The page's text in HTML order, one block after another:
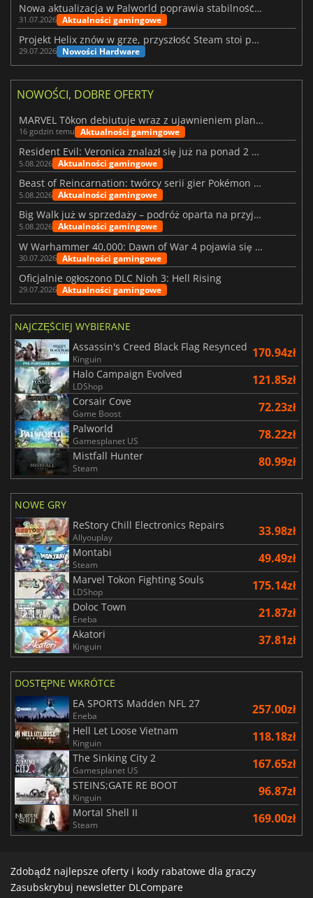
Nowa aktualizacja w Palworld poprawia stabilność Sunreach i walk z bossami
31.07.2026 Aktualności gamingowe
Projekt Helix znów w grze, przyszłość Steam stoi pod znakiem zapytania
29.07.2026 Nowości Hardware
NOWOŚCI, DOBRE OFERTY
MARVEL Tōkon debiutuje wraz z ujawnieniem planu rozwoju na pierwszy rok
16 godzin temu Aktualności gamingowe
Resident Evil: Veronica znalazł się już na ponad 2 milionach list życzeń
5.08.2026 Aktualności gamingowe
Beast of Reincarnation: twórcy serii gier Pokémon wkraczają na nową ścieżkę
5.08.2026 Aktualności gamingowe
Big Walk już w sprzedaży – podróż oparta na przyjaźni
5.08.2026 Aktualności gamingowe
W Warhammer 40,000: Dawn of War 4 pojawia się frakcja Nekronów
30.07.2026 Aktualności gamingowe
Oficjalnie ogłoszono DLC Nioh 3: Hell Rising
29.07.2026 Aktualności gamingowe
NAJCZĘŚCIEJ WYBIERANE
Assassin's Creed Black Flag Resynced
Kinguin 170.94zł
Halo Campaign Evolved
LDShop 121.85zł
Corsair Cove
Game Boost 72.23zł
Palworld
Gamesplanet US 78.22zł
Mistfall Hunter
Steam 80.99zł
NOWE GRY
ReStory Chill Electronics Repairs
Allyouplay 33.98zł
Montabi
Steam 49.49zł
Marvel Tokon Fighting Souls
LDShop 175.14zł
Doloc Town
Eneba 21.87zł
Akatori
Kinguin 37.81zł
DOSTĘPNE WKRÓTCE
EA SPORTS Madden NFL 27
Eneba 257.00zł
Hell Let Loose Vietnam
Kinguin 118.18zł
The Sinking City 2
Gamesplanet US 167.65zł
STEINS;GATE RE BOOT
Kinguin 96.87zł
Mortal Shell II
Steam 169.00zł
Zdobądź najlepsze oferty i kody rabatowe dla graczy
Zasubskrybuj newsletter DLCompare